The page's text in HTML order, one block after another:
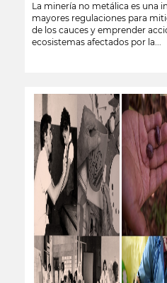
La minería no metálica es una
mayores regulaciones para
de los cauces y emprender
ecosistemas afectados por la...